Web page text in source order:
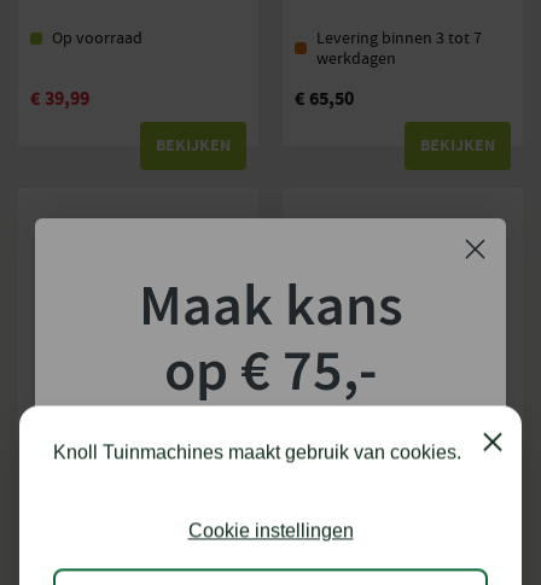
Op voorraad
€39,99
BEKIJKEN
Levering binnen 3 tot 7
werkdagen
€ 65,50
BEKIJKEN
ONDERKLEDING
MS
Levering binnen 3 tot 7
werkdagen
Knoll Tuinmachines maakt gebruik van cookies. Close
Cookie instellingen
Maak kans
op € 75,-
shoptegoed!
kans op €75,- te besteden op onze webshop.